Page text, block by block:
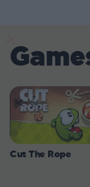
Cut The Rope